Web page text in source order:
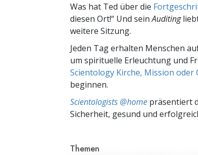
Was hat Ted über die
diesen Ort!“ Und seinAuditing
weitere Sitzung.
Jeden Tag erhalten Menschen
um spirituelle Erleuchtung und
Scientology Kirche, Mission oder
beginnen.
Scientologists @home präsentiert
Sicherheit, gesund und
Themen